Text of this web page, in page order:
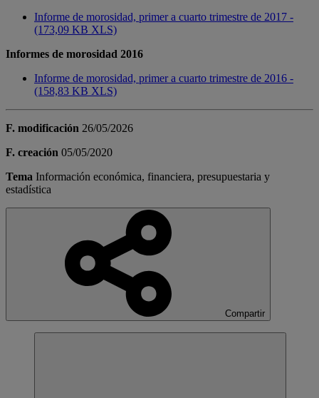
Informe de morosidad, primer a cuarto trimestre de 2017 -
(173,09 KB XLS)
Informes de morosidad 2016
Informe de morosidad, primer a cuarto trimestre de 2016 -
(158,83 KB XLS)
F. modificación 26/05/2026
F. creación 05/05/2020
Tema Información económica, financiera, presupuestaria y
estadística
Compartir